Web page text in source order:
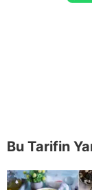
Bu Tarifin